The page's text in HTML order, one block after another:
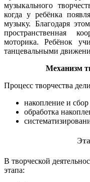
музыкального
когда у ребёнка
музыку. Благодаря
пространственная
моторика. Ребёнок
танцевальными
Механизм
Процесс творчества
накопление и
обработка
В творческой
этапа: